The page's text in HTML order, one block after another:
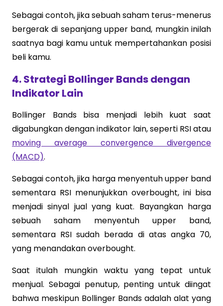
Sebagai contoh, jika sebuah saham terus-menerus
bergerak di sepanjang upper band, mungkin inilah
saatnya bagi kamu untuk mempertahankan posisi
beli kamu.
4. Strategi Bollinger Bands dengan
Indikator Lain
Bollinger Bands bisa menjadi lebih kuat saat
digabungkan dengan indikator lain, seperti RSI atau
moving average convergence divergence
(MACD).
Sebagai contoh, jika harga menyentuh upper band
sementara RSI menunjukkan overbought, ini bisa
menjadi sinyal jual yang kuat. Bayangkan harga
sebuah saham menyentuh upper band,
sementara RSI sudah berada di atas angka 70,
yang menandakan overbought.
Saat itulah mungkin waktu yang tepat untuk
menjual. Sebagai penutup, penting untuk diingat
bahwa meskipun Bollinger Bands adalah alat yang